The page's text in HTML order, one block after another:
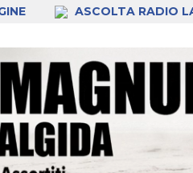
ASCOLTA RADIO